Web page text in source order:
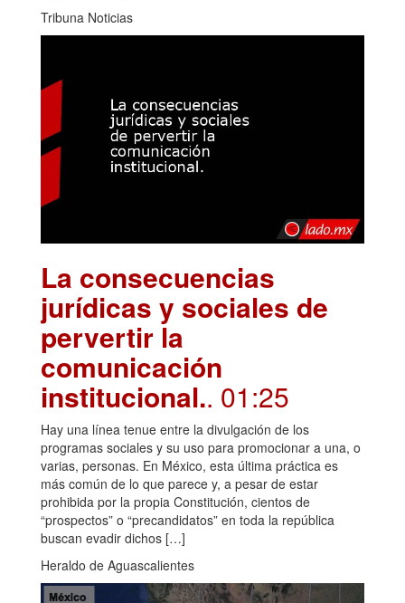
Tribuna Noticias
La consecuencias
jurídicas y sociales de
pervertir la
comunicación
institucional.. 01:25
Hay una línea tenue entre la divulgación de los
programas sociales y su uso para promocionar a una, o
varias, personas. En México, esta última práctica es
más común de lo que parece y, a pesar de estar
prohibida por la propia Constitución, cientos de
“prospectos” o “precandidatos” en toda la república
buscan evadir dichos […]
Heraldo de Aguascalientes